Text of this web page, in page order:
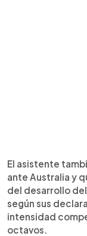
El asistente
ante Australia y
del desarrollo
según sus
intensidad
octavos.